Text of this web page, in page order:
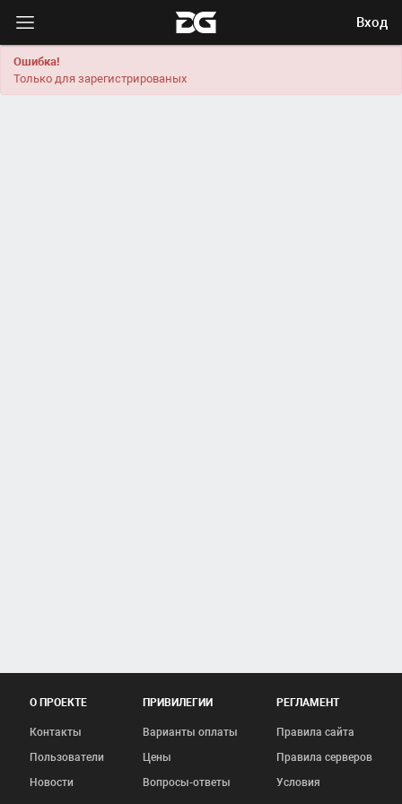
Вход
Ошибка!
Только для зарегистрированых
О ПРОЕКТЕ
Контакты
Пользователи
Новости
ПРИВИЛЕГИИ
Варианты оплаты
Цены
Вопросы-ответы
РЕГЛАМЕНТ
Правила сайта
Правила серверов
Условия